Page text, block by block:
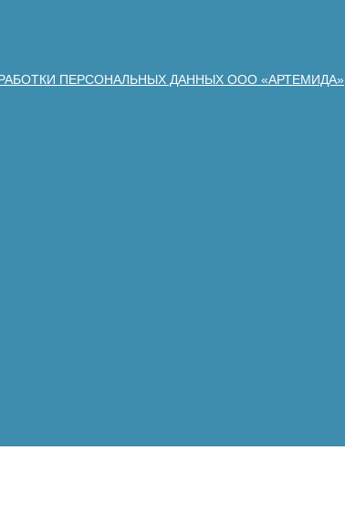
ПЕРСОНАЛЬНЫХ ДАННЫХ ООО «АРТЕМИДА»